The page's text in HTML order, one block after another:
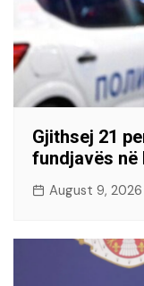
Gjithsej 21
fundjavës në
August 9, 2026